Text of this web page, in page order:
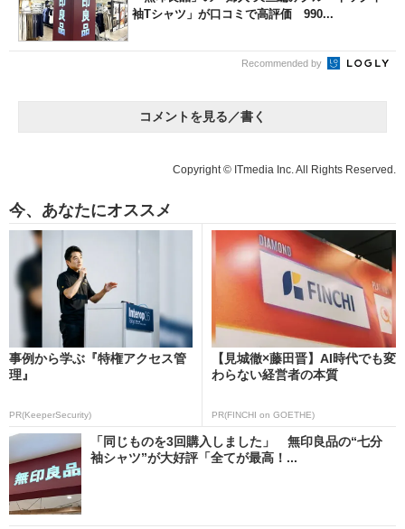
袖Tシャツ」が口コミで高評価 990...
Recommended by
コメントを見る／書く
Copyright © ITmedia Inc. All Rights Reserved.
今、あなたにオススメ
事例から学ぶ『特権アクセス管
理』
PR(KeeperSecurity)
【見城徹×藤田晋】AI時代でも変
わらない経営者の本質
PR(FINCHI on GOETHE)
「同じものを3回購入しました」 無印良品の“七分
袖シャツ”が大好評「全てが最高！...